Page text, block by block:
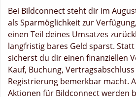
Bei Bildconnect steht dir im
als Sparmöglichkeit zur
einen Teil deines Umsatzes
langfristig bares Geld sparst.
sicherst du dir einen finanziellen
Kauf, Buchung,
Registrierung bemerkbar macht.
Aktionen für Bildconnect werden